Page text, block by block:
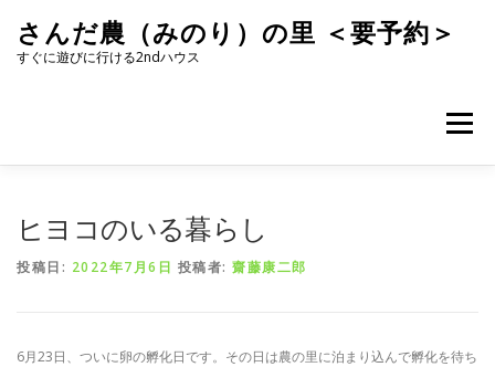
キ
さんだ農（みのり）の里 ＜要予約＞
すぐに遊びに行ける2ndハウス
メニュー
ヒヨコのいる暮らし
投稿日: 2022年7月6日 投稿者: 齋藤康二郎
6月23日、ついに卵の孵化日です。その日は農の里に泊まり込んで孵化を待ち